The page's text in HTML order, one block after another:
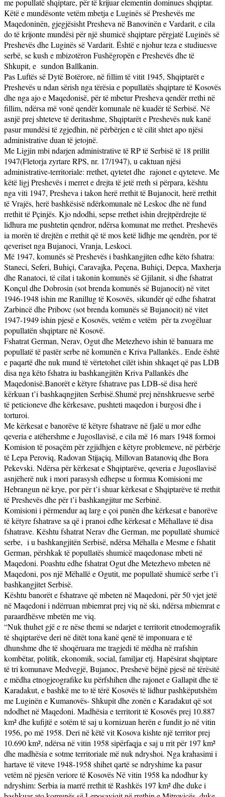
me popullatë shqiptare, për të krijuar elementin dominues shqiptar.
Këtë e mundësonte vetëm mbetja e Luginës së Preshevës me
Maqedoninën, gjegjësisht Presheva në Banovinën e Vardarit, e cila
do të krijonte mundësi për një shumicë shqiptare përgjatë Luginës së
Preshevës dhe Luginës së Vardarit. Është e njohur teza e studiuesve
serbë, se kush e mbizotëron Fushëgropën e Preshevës dhe të
Shkupit, e sundon Ballkanin.
Pas Luftës së Dytë Botërore, në fillim të vitit 1945, Shqiptarët e
Preshevës u ndan sërish nga tërësia e popullatës shqiptare të Kosovës
dhe nga ajo e Maqedonisë, për të mbetur Presheva qendër rrethi në
fillim, ndërsa më vonë qendër komunale në kuadër të Serbisë. Në
asnjë prej shteteve të deritashme, Shqiptarët e Preshevës nuk kanë
pasur mundësi të zgjedhin, në përbërjen e të cilit shtet apo njësi
administrative duan të jetojnë.
Me Ligjin mbi ndarjen administrative të RP të Serbisë të 18 prillit
1947(Fletorja zyrtare RPS, nr. 17/1947), u caktuan njësi
administrative-territoriale: rrethet, qytetet dhe rajonet e qyteteve. Me
këtë ligj Preshevës i merret e drejta të jetë rreth si përpara, kështu
nga viti 1947, Presheva i takon herë rrethit të Bujanocit, herë rrethit
të Vrajës, herë bashkësisë ndërkomunale në Leskoc dhe në fund
rrethit të Pçinjës. Kjo ndodhi, sepse rrethet ishin drejtpërdrejte të
lidhura me pushtetin qendror, ndërsa komunat me rrethet. Preshevës
ia morën të drejtën e rrethit që të mos ketë lidhje me qendrën, por të
qeveriset nga Bujanoci, Vranja, Leskoci.
Më 1947, komunës së Preshevës i bashkangjiten edhe këto fshatra:
Staneci, Seferi, Buhiçi, Caravajka, Peçena, Buhiçi, Depca, Maxherja
dhe Ranatoci, të cilat i takonin komunës së Gjilanit, si dhe fshatrat
Konçul dhe Dobrosin (sot brenda komunës së Bujanocit) në vitet
1946-1948 ishin me Ranillug të Kosovës, sikundër që edhe fshatrat
Zarbincë dhe Pribovc (sot brenda komunës së Bujanocit) në vitet
1947-1949 ishin pjesë e Kosovës, vetëm e vetëm për ta zvogëluar
popullatën shqiptare në Kosovë.
Fshatrat German, Nerav, Ogut dhe Metezhevo ishin të banuara me
popullatë të pastër serbe në komunën e Kriva Pallankës.. Ende është
e paqartë dhe nuk mund të vërtetohet cilët ishin shkaqet që pas LDB
disa nga këto fshatra iu bashkangjitën Kriva Pallankës dhe
Maqedonisë.Banorët e këtyre fshatrave pas LDB-së disa herë
kërkuan t’i bashkaqngjiten Serbisë.Shumë prej nënshkruesve serbë
të peticioneve dhe kërkesave, pushteti maqedon i burgosi dhe i
torturoi.
Me kërkesat e banorëve të këtyre fshatrave në fjalë u mor edhe
qeveria e atëhershme e Jugosllavisë, e cila më 16 mars 1948 formoi
Komision të posaçëm për zgjidhjen e këtyre problemeve, në përbërje
të Lepa Peroviq, Radovan Stijaçiq, Millovan Batanoviq dhe Bora
Pekevski. Ndërsa për kërkesat e Shqiptarëve, qeveria e Jugosllavisë
asnjëherë nuk i mori parasysh edhepse u formua Komisioni me
Hebrangun në krye, por për t’i shuar kërkesat e Shqiptarëve të rrethit
të Preshevës dhe për t’i bashkangjitur me Serbinë.
Komisioni i përmendur aq larg e çoi punën dhe kërkesat e banorëve
të këtyre fshatrave sa që i pranoi edhe kërkesat e Mëhallave të disa
fshatrave. Kështu fshatrat Nerav dhe German, me popullatë shumicë
serbe, i u bashkangjitën Serbisë, ndërsa Mëhalla e Mesme e fshatit
German, përshkak të popullatës shumicë maqedonase mbeti në
Maqedoni. Poashtu edhe fshatrat Ogut dhe Metezhevo mbeten në
Maqedoni, pos një Mëhallë e Ogutit, me popullatë shumicë serbe t’i
bashkangjitet Serbisë.
Kështu banorët e fshatrave që mbeten në Maqedoni, për 50 vjet jetë
në Maqedoni i ndërruan mbiemrat prej viq në ski, ndërsa mbiemrat e
paraardhësve mbetën me viq.
“Nuk thuhet gjë e re nëse themi se ndarjet e territorit etnodemografik
të shqiptarëve deri në ditët tona kanë qenë të imponuara e të
dhunshme dhe të shoqëruara me tragjedi të mëdha në rrafshin
kombëtar, politik, ekonomik, social, familjar etj. Hapësirat shqiptare
të tri komunave Medvegjë, Bujanoc, Preshevë bëjnë pjesë në tërësitë
e mëdha etnogjeografike ku përfshihen dhe rajonet e Gallapit dhe të
Karadakut, e bashkë me to të tërë Kosovës të lidhur pashkëputshëm
me Luginën e Kumanovës- Shkupit dhe zonën e Karadakut që sot
ndodhet në Maqedoni. Madhësia e territorit të Kosovës prej 10.887
km² dhe kufijtë e sotëm të saj u kornizuan herën e fundit jo në vitin
1956, po më 1958. Deri në këtë vit Kosova kishte një territor prej
10.690 km², ndërsa në vitin 1958 sipërfaqja e saj u rrit për 197 km²
dhe madhësia e sotme territoriale më nuk ndryshoi. Nga krahasimi i
hartave të viteve 1948-1958 shihet qartë se ndryshime ka pasur
vetëm në pjesën veriore të Kosovës Në vitin 1958 ka ndodhur ky
ndryshim: Serbia ia marrë rrethit të Rashkës 197 km² dhe duke i